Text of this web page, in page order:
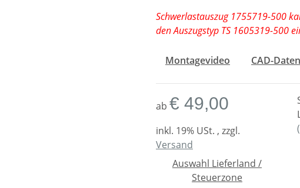
Schwerlastauszug 1755719-500
den Auszugstyp TS 1605319-500
Montagevideo CAD-Daten
ab € 49,00
inkl. 19% USt. , zzgl.
Versand
Auswahl Lieferland /
Steuerzone